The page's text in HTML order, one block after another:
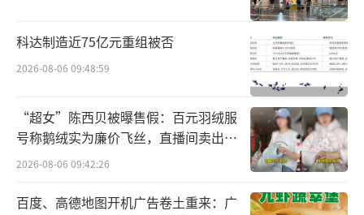
此后，植物医生的上市之路依旧充满曲
折。2025年6月首次递交招股书；同年9月因财
务资料过期致使IPO中止；同年11月更新招股
书后，次年3月又停止了IPO程序。
时隔3个月，植物医生重启IPO。2026年6
月30日，植物医生更新了其第四份招股书，恢
年。
科达制造近75亿元重组被否
2026-08-06 09:48:59
“超女”陈西贝被曝售假：百元羽绒服
号称鹅绒实为廉价飞丝，直播间卖出超
百万元
2026-08-06 09:42:26
百度、高德地图开机广告卷土重来：广